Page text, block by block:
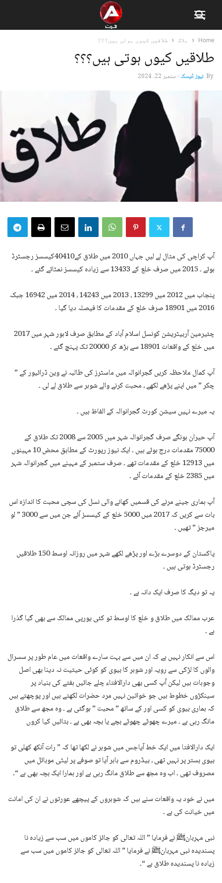
Home بلاگ طلاقیں کیوں ہوتی ہیں؟؟؟
طلاقیں کیوں ہوتی ہیں؟؟؟
By نیوز ڈیسک-ستمبر 22, 2024
آپ کراچی کی مثال لے لیں جہاں 2010 میں طلاق کے40410کیسسز رجسٹرڈ
ہوئے ۔ 2015 میں صرف خلع کے 13433 سے زیادہ کیسسز نمٹائے گئے ۔
پنجاب میں 2012 میں 13299 ، 2013 میں 14243 ، 2014 میں 16942 جبکہ
2016 میں 18901 صرف خلع کے مقدمات کا فیصلہ دیا گیا ۔
چئیرمین آربیٹریشن کونسل اسلام آباد کے مطابق صرف لاہور شہر میں 2017
میں خلع کے واقعات 18901 سے بڑھ کر 20000 تک پہنچ گئے ۔
آپ کمال ملاحظہ کریں گجرانوالہ میں ماسٹرز کی طالبہ نے وین ڈرائیور کے ”
چکر ” میں اپنے پڑھے لکھے ، محبت کرنے والے شوہر سے طلاق لے لی ۔
یہ میرے نہیں سیشن کورٹ گجرانوالہ کے الفاظ ہیں ۔
آپ حیران ہونگے صرف گجرانوالہ شہر میں 2005 سے 2008 تک طلاق کے
75000 مقدمات درج ہوئے ہیں ۔ ایک نیوز رپورٹ کے مطابق محض 10 مہینوں
میں 12913 خلع کے مقدمات تھے ۔ صرف ستمبر کے مہینے میں گجرانوالہ شہر
میں 2385 خلع کے مقدمات آئے ۔
آپ ہماری جینے مرنے کی قسمیں کھانے والی نسل کی سچی محبت کا اندازہ اس
بات سے کریں کہ 2017 میں 5000 خلع کے کیسسز آئے جن میں سے 3000 ” لو
میرجز ” تھیں ۔
پاکستان کے دوسرے بڑے اور پڑھے لکھے شہر میں روزانہ اوسط 150 طلاقیں
رجسٹرڈ ہوتی ہیں ۔
یہ تو دیگ کا صرف ایک دانہ ہے ۔
عرب ممالک میں طلاق و خلع کا اوسط تو کئی یورپی ممالک سے بھی گیا گذرا
ہے ۔
اس سے انکار نہیں ہے کہ ان میں سے بہت سارے واقعات میں عام طور پر سسرال
والوں کا لڑکی سے رویہ اور شوہر کا بیوی کو کوئی حیثیت نہ دینا بھی اصل
وجوہات ہیں لیکن آپ کسی بھی دارالافتاء چلے جائیں ہفتے کی بنیاد پر
سینکڑوں خطوط ہیں جو خواتین نہیں مرد حضرات لکھتے ہیں اور پوچھتے ہیں
کہ ہماری بیوی کو کسی اور کے ساتھ ” محبت ” ہوگئی ہے ۔ وہ مجھ سے طلاق
مانگ رہی ہے ۔ میرے چھوٹے چھوٹے بچے یا بچہ بھی ہے ۔ بتائیں کیا کروں
ایک دارالافتا میں ایک خط آیاجس میں شوہر نے لکھا تھا کہ ” رات آنکھ کھلی تو
بیوی بستر پر نہیں تھی ، بیڈروم سے باہر آیا تو صوفے پر لیٹی موبائل میں
مصروف تھی ۔ اب وہ مجھ سے طلاق مانگ رہی ہے اور ہمارا ایک بچہ بھی ہے “۔
میں نے خود یہ واقعات سنے ہیں کہ شوہروں کے پیچھے عورتوں نے ان کی امانت
میں خیانت کی ہے ۔
نبی مہربانﷺ نے فرمایا ” اللہ تعالی کو جائز کاموں میں سب سے زیادہ نا
پسندیدہ نبی مہربانﷺ نے فرمایا ” اللہ تعالی کو جائز کاموں میں سب سے
زیادہ نا پسندیدہ طلاق ہے “۔